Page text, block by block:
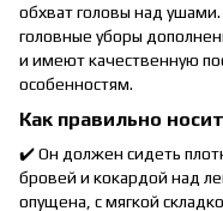
обхват головы над
головные уборы
и имеют качественную
особенностям.
Как правильно
✔️ Он должен сидеть
бровей и кокардой над
опущена, с мягкой